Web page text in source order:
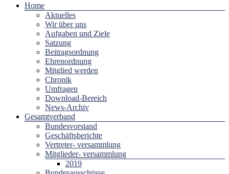
Home
Aktuelles
Wir über uns
Aufgaben und Ziele
Satzung
Beitragsordnung
Ehrenordnung
Mitglied werden
Chronik
Umfragen
Download-Bereich
News-Archiv
Gesamtverband
Bundesvorstand
Geschäftsberichte
Vertreter- versammlung
Mitglieder- versammlung
2019